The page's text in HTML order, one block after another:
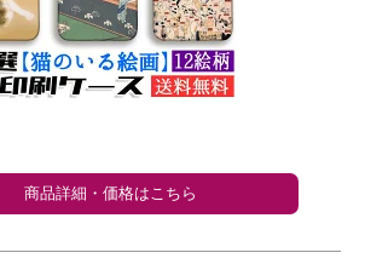
商品詳細・価格はこちら